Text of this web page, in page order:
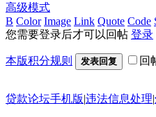
高级模式
B Color Image Link Quote Code
您需要登录后才可以回帖 登录
本版积分规则 发表回复 回
贷款论坛手机版|违法信息处理|